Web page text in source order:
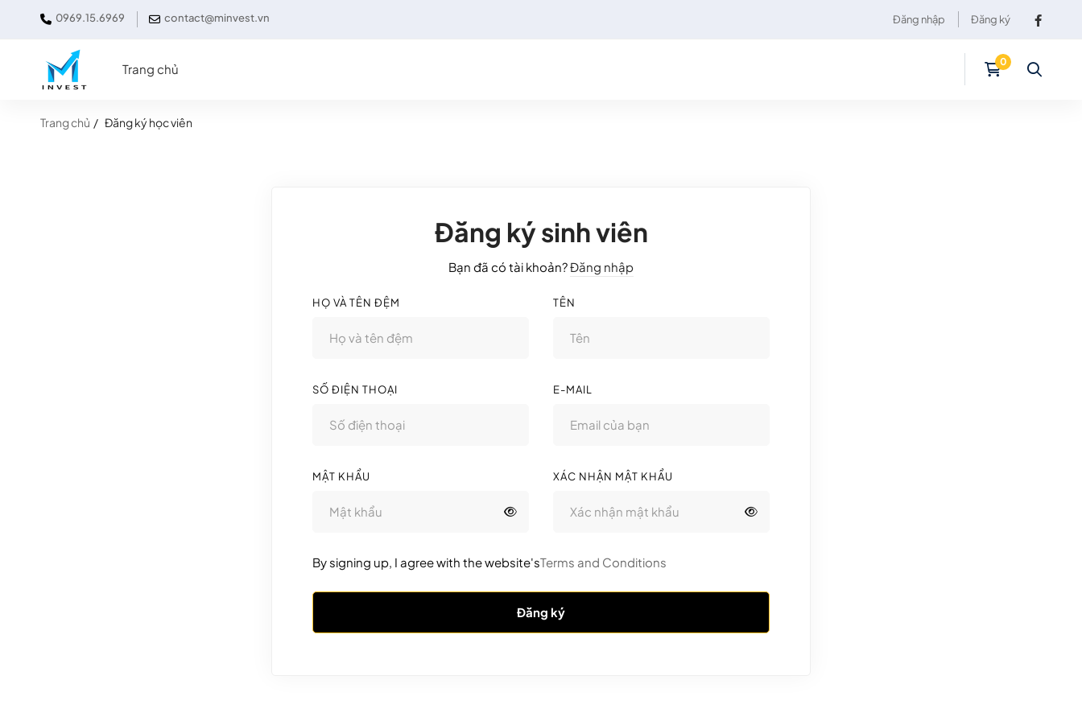
0969.15.6969 contact@minvest.vn Đăng nhập Đăng ký
Trang chủ
Trang chủ Đăng ký học viên
Đăng ký sinh viên
Bạn đã có tài khoản?Đăng nhập
HỌ VÀ TÊN ĐỆM TÊN
SỐ ĐIỆN THOẠI E-MAIL
MẬT KHẨU XÁC NHẬN MẬT KHẨU
By signing up, I agree with the website'sTerms and Conditions
Đăng ký